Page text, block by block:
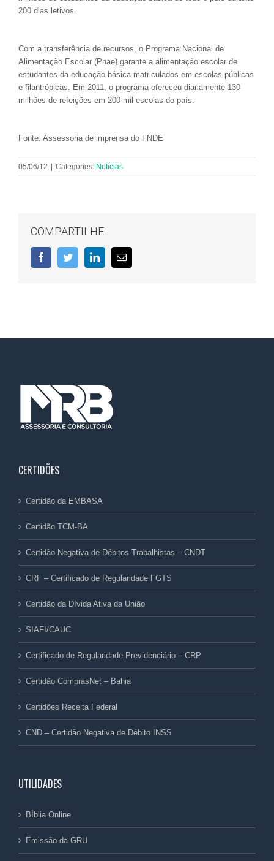
200 dias letivos.
Com a transferência de recursos, o Programa Nacional de
Alimentação Escolar (Pnae) garante a alimentação escolar de
estudantes da educação básica matriculados em escolas públicas
e filantrópicas. Em 2011, o programa ofereceu diariamente 130
milhões de refeições em 200 mil escolas do país.
Fonte: Assessoria de imprensa do FNDE
05/06/12 Categories: Notícias
COMPARTILHE
FacebookTwitterLinkedIn
E-
mail
CERTIDÕES
Certidão da EMBASA
Certidão TCM-BA
Certidão Negativa de Débitos Trabalhistas – CNDT
CRF – Certificado de Regularidade FGTS
Certidão da Dívida Ativa da União
SIAFI/CAUC
Certificado de Regularidade Previdenciário – CRP
Certidão ComprasNet – Bahia
Certidões Receita Federal
CND – Certidão Negativa de Débito INSS
UTILIDADES
BÍblia Online
Emissão da GRU